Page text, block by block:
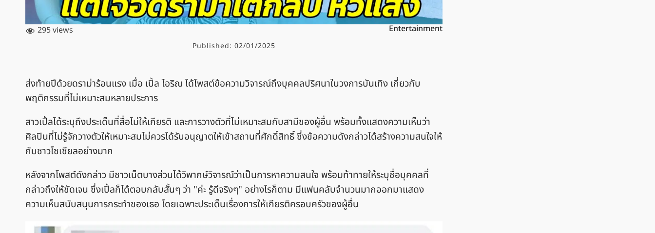
295 views Entertainment
Published: 02/01/2025
ส่งท้ายปีด้วยดราม่าร้อนแรง เมื่อ เปิ้ล ไอริณ ได้โพสต์ข้อความวิจารณ์ถึงบุคคลปริศนาในวงการบันเทิง เกี่ยวกับ
พฤติกรรมที่ไม่เหมาะสมหลายประการ
สาวเปิ้ลได้ระบุถึงประเด็นที่สื่อไม่ให้เกียรติ และการวางตัวที่ไม่เหมาะสมกับสามีของผู้อื่น พร้อมทั้งแสดงความเห็นว่า
ศิลปินที่ไม่รู้จักวางตัวให้เหมาะสมไม่ควรได้รับอนุญาตให้เข้าสถานที่ศักดิ์สิทธิ์ ซึ่งข้อความดังกล่าวได้สร้างความสนใจให้
กับชาวโซเชียลอย่างมาก
หลังจากโพสต์ดังกล่าว มีชาวเน็ตบางส่วนได้วิพากษ์วิจารณ์ว่าเป็นการหาความสนใจ พร้อมท้าทายให้ระบุชื่อบุคคลที่
กล่าวถึงให้ชัดเจน ซึ่งเปิ้ลก็ได้ตอบกลับสั้นๆ ว่า "ค่ะ รู้ดีจริงๆ" อย่างไรก็ตาม มีแฟนคลับจำนวนมากออกมาแสดง
ความเห็นสนับสนุนการกระทำของเธอ โดยเฉพาะประเด็นเรื่องการให้เกียรติครอบครัวของผู้อื่น